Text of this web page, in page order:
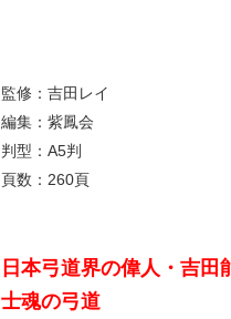
監修：吉田レイ
編集：紫鳳会
判型：A5判
頁数：260頁
日本弓道界の偉人・吉田
士魂の弓道